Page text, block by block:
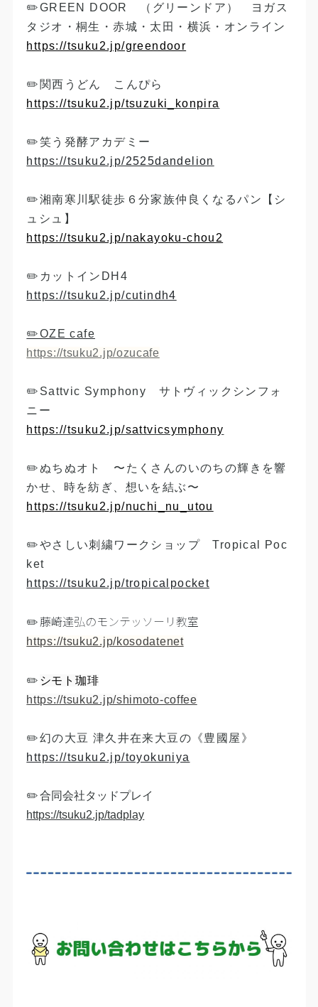
✏️GREEN DOOR （グリーンドア） ヨガス
タジオ・桐生・赤城・太田・横浜・オンライン
https://tsuku2.jp/greendoor​
✏️関西うどん こんぴら
​https://tsuku2.jp/tsuzuki_konpira​
​✏️笑う発酵アカデミー
https://tsuku2.jp/2525dandelion
✏️湘南寒川駅徒歩６分家族仲良くなるパン【シ
ュシュ】
https://tsuku2.jp/nakayoku-chou2
​✏️カットインDH4
https://tsuku2.jp/cutindh4
✏️OZE cafe
https://tsuku2.jp/ozucafe
✏️Sattvic Symphony サトヴィックシンフォ
ニー
https://tsuku2.jp/sattvicsymphony​
​✏️ぬちぬオト 〜たくさんのいのちの輝きを響
かせ、時を紡ぎ、想いを結ぶ〜
https://tsuku2.jp/nuchi_nu_utou​​​​​
​✏️やさしい刺繍ワークショップ Tropical Poc
ket
https://tsuku2.jp/tropicalpocket
✏️ 藤崎達弘のモンテッソーリ教室
https://tsuku2.jp/kosodatenet​​​
✏️ シモト珈琲
https://tsuku2.jp/shimoto-coffee
✏️幻の大豆 津久井在来大豆の《豊國屋》
https://tsuku2.jp/toyokuniya
✏️合同会社タッドプレイ
https://tsuku2.jp/tadplay